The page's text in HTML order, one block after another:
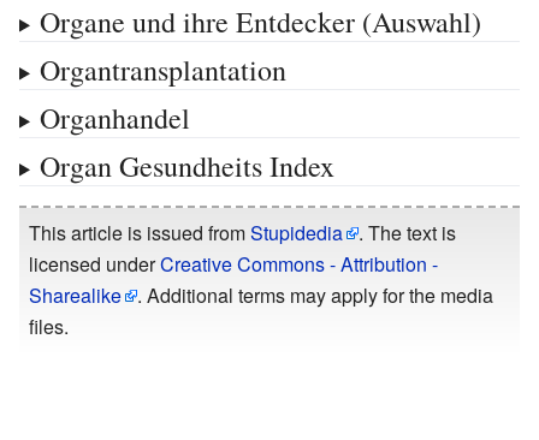
Organe und ihre Entdecker (Auswahl)
Organtransplantation
Organhandel
Organ Gesundheits Index
This article is issued fromStupidedia
. The text is
licensed underCreative Commons - Attribution -
Sharealike
. Additional terms may apply for the media
files.